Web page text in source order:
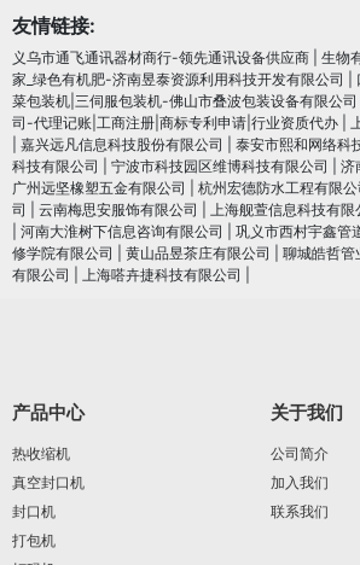
友情链接:
义乌市通飞通讯器材商行-领先通讯设备供应商
生物
家_绿色有机肥-济南昱泰资源利用科技开发有限公司
菜包装机|三伺服包装机-佛山市叠波包装设备有限公司
司-代理记账|工商注册|商标专利申请|行业资质代办
嘉兴远凡信息科技股份有限公司 泰安市熙和网络科
科技有限公司
宁波市科技园区维博科技有限公司 济
广州远坚橡塑五金有限公司
杭州宏德防水工程有限公
司
云南梅思安服饰有限公司 上海舰萱信息科技有限
河南大淮树下信息咨询有限公司 巩义市西村宇鑫管
修学院有限公司
黄山品昱茶庄有限公司 聊城皓哲管
有限公司
上海嗒卉捷科技有限公司
产品中心
热收缩机
真空封口机
封口机
打包机
关于我们
公司简介
加入我们
联系我们